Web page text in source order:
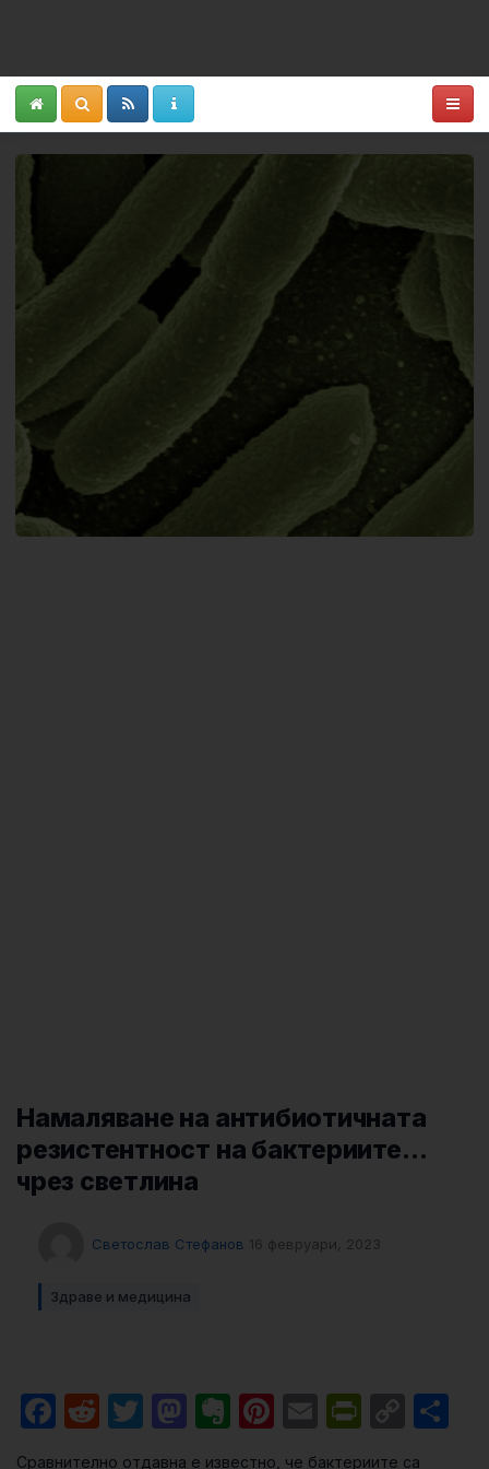
Намаляване на антибиотичната
резистентност на бактериите…
чрез светлина
Светослав Стефанов 16 февруари, 2023
Здраве и медицина
Facebook
RedditTwitter
Mastodon
Evernote
Pinterest
Email
Сравнително отдавна е известно, че бактериите са